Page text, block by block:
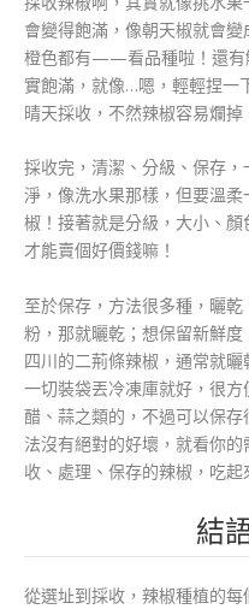
會變得飽滿，像朝天椒就會
橙色都有——看品種啦！還有
實飽滿，就像…嗯，輕輕捏一
晴天採收，不然辣椒容易爛掉
採收完，清潔、分級、保存
淨，像洗水果那樣，但要溫
椒！接著就是分級，大小、
才能賣個好價錢嘛！
至於保存，方法很多種，曬
粉，那就曬乾；想保留新鮮
四川的二荊條辣椒，通常就
一切裝袋丟冷凍庫就好，很方
醋、蒜之類的，不過可以保
法沒有絕對的好壞，就看你
收、處理、保存的辣椒，吃起
結
從選址到採收，辣椒種植的